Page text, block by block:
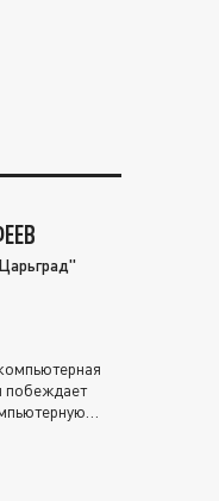
побеждает